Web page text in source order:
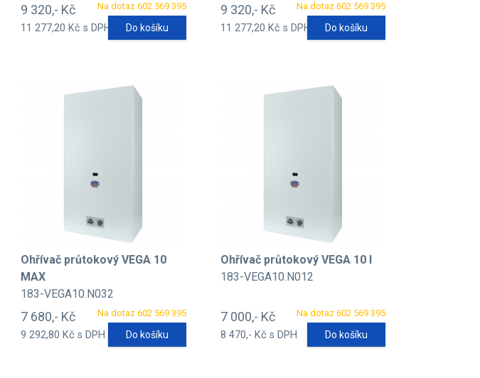
Na dotaz 602 569 395
9 320,- Kč
11 277,20 Kč s DPH Do košíku
Na dotaz 602 569 395
9 320,- Kč
11 277,20 Kč s DPH Do košíku
Ohřívač průtokový VEGA 10
MAX
183-VEGA10.N032
Na dotaz 602 569 395
7 680,- Kč
9 292,80 Kč s DPH Do košíku
Ohřívač průtokový VEGA 10 l
183-VEGA10.N012
Na dotaz 602 569 395
7 000,- Kč
8 470,- Kč s DPH Do košíku